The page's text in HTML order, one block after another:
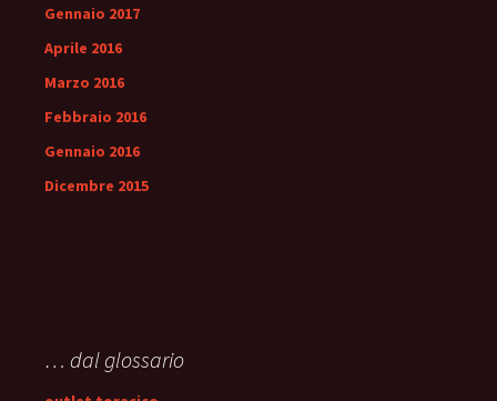
Gennaio 2017
Aprile 2016
Marzo 2016
Febbraio 2016
Gennaio 2016
Dicembre 2015
… dal glossario